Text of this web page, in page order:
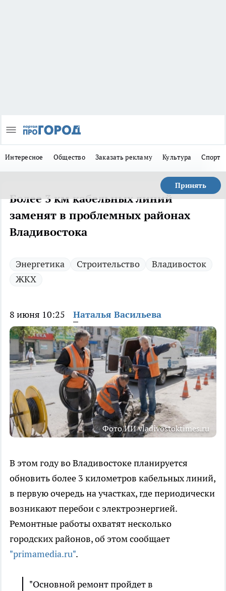
Интересное Общество Заказать рекламу Культура Спорт
Принять
Более 3 км кабельных линий
заменят в проблемных районах
Владивостока
Энергетика Строительство
Владивосток
ЖКХ
8 июня 10:25 Наталья Васильева
Фото ИИ vladivostoktimes.ru
В этом году во Владивостоке планируется
обновить более 3 километров кабельных линий,
в первую очередь на участках, где периодически
возникают перебои с электроэнергией.
Ремонтные работы охватят несколько
городских районов, об этом сообщает
"primamedia.ru".
"Основной ремонт пройдет в